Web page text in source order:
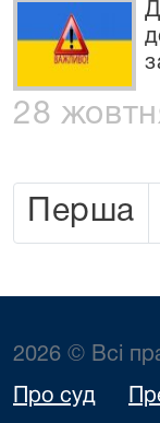
28
Перша
2026 © Всі
Про суд